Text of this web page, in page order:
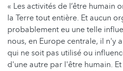
« Les activités de l’être humain
la Terre tout entière. Et aucun
probablement eu une telle
nous, en Europe centrale, il n'y
qui ne soit pas utilisé ou
d'une autre par l'être humain.